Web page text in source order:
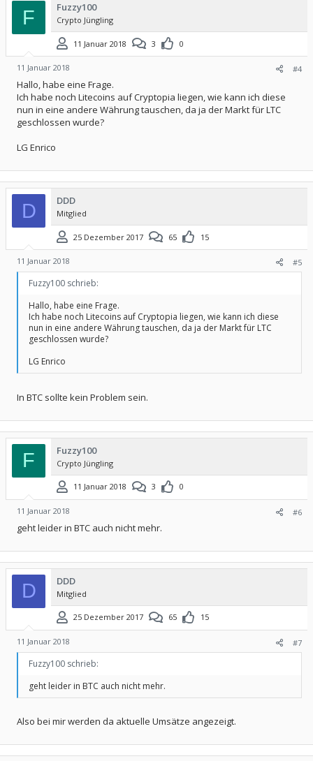
F Fuzzy100
Crypto Jüngling
11 Januar 2018 3 0
11 Januar 2018 #4
Hallo, habe eine Frage.
Ich habe noch Litecoins auf Cryptopia liegen, wie kann ich diese
nun in eine andere Währung tauschen, da ja der Markt für LTC
geschlossen wurde?
LG Enrico
D DDD
Mitglied
25 Dezember 2017 65 15
11 Januar 2018 #5
Fuzzy100 schrieb:
Hallo, habe eine Frage.
Ich habe noch Litecoins auf Cryptopia liegen, wie kann ich diese
nun in eine andere Währung tauschen, da ja der Markt für LTC
geschlossen wurde?
LG Enrico
In BTC sollte kein Problem sein.
F Fuzzy100
Crypto Jüngling
11 Januar 2018 3 0
11 Januar 2018 #6
geht leider in BTC auch nicht mehr.
D DDD
Mitglied
25 Dezember 2017 65 15
11 Januar 2018 #7
Fuzzy100 schrieb:
geht leider in BTC auch nicht mehr.
Also bei mir werden da aktuelle Umsätze angezeigt.